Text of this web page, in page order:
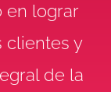
en lograr
clientes y
de la